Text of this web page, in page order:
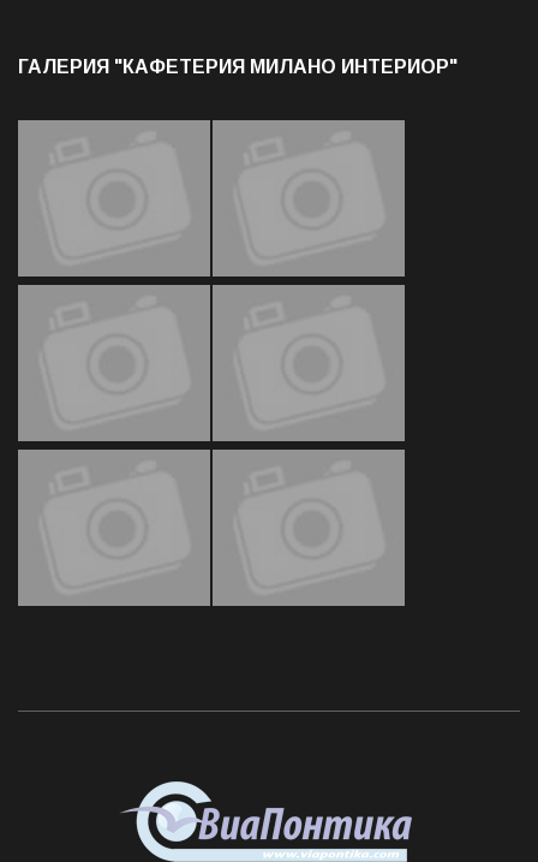
ГАЛЕРИЯ "КАФЕТЕРИЯ МИЛАНО ИНТЕРИОР"